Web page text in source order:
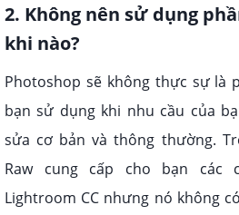
2. Không nên sử dụng
khi nào?
Photoshop sẽ không thực sự là
bạn sử dụng khi nhu cầu của
sửa cơ bản và thông thường.
Raw cung cấp cho bạn các
Lightroom CC nhưng nó không